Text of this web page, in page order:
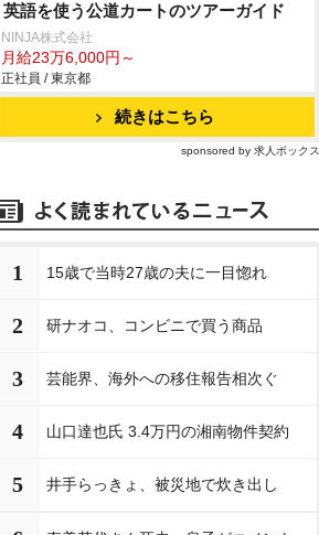
英語を使う公道カートのツアーガイド
NINJA株式会社
月給23万6,000円～
正社員 / 東京都
続きはこちら
sponsored by 求人ボックス
1 15歳で当時27歳の夫に一目惚れ
2 研ナオコ、コンビニで買う商品
3 芸能界、海外への移住報告相次ぐ
4 山口達也氏 3.4万円の湘南物件契約
5 井手らっきょ、被災地で炊き出し